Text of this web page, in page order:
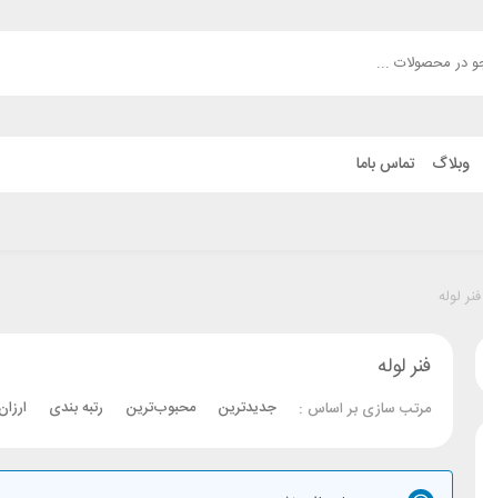
وبلاگ تماس باما
فنر لوله
فنر لوله
مرتب سازی بر اساس : جدیدترین محبوب‌ترین رتبه بندی